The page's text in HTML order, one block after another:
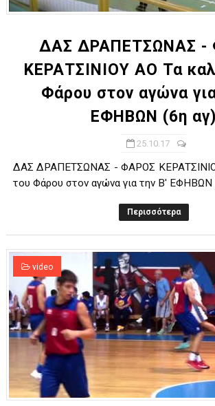
ΔΑΣ ΔΡΑΠΕΤΣΩΝΑΣ -
ΚΕΡΑΤΣΙΝΙΟΥ ΑΟ Τα
Φάρου στον αγώνα
ΕΦΗΒΩΝ (6η αγ)
25.10.17
ΔΑΣ ΔΡΑΠΕΤΣΩΝΑΣ - ΦΑΡΟΣ
του Φάρου στον αγώνα για την Β' ΕΦΗΒΩΝ
Περισσότερα
video